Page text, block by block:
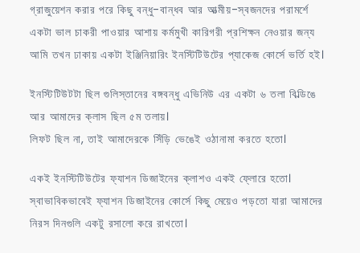
গ্রাজুয়েশন করার পরে কিছু বন্ধু-বান্ধব আর আত্মীয়-স্বজনদের পরামর্শে
একটা ভাল চাকরী পাওয়ার আশায় কর্মমুখী কারিগরী প্রশিক্ষন নেওয়ার জন্য
আমি তখন ঢাকায় একটা ইঞ্জিনিয়ারিং ইনস্টিটিউটের প্যাকেজ কোর্সে ভর্তি হই।
ইনস্টিটিউটটা ছিল গুলিস্তানের বঙ্গবন্ধু এভিনিউ এর একটা ৬ তলা বিল্ডিঙে
আর আমাদের ক্লাস ছিল ৫ম তলায়।
লিফট ছিল না, তাই আমাদেরকে সিঁড়ি ভেঙেই ওঠানামা করতে হতো।
একই ইনস্টিটিউটের ফ্যাশন ডিজাইনের ক্লাশও একই ফ্লোরে হতো।
স্বাভাবিকভাবেই ফ্যাশন ডিজাইনের কোর্সে কিছু মেয়েও পড়তো যারা আমাদের
নিরস দিনগুলি একটু রসালো করে রাখতো।